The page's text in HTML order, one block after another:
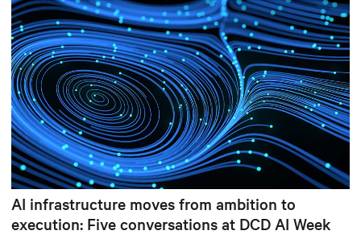
AI infrastructure moves from ambition to
execution: Five conversations at DCD AI Week